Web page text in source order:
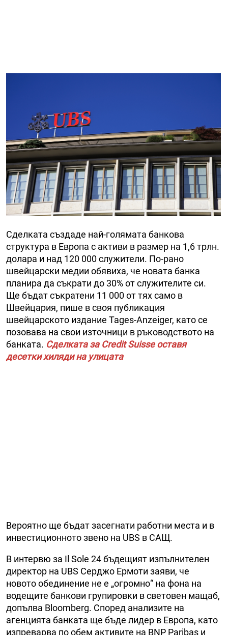
Сделката създаде най-голямата банкова
структура в Европа с активи в размер на 1,6 трлн.
долара и над 120 000 служители. По-рано
швейцарски медии обявиха, че новата банка
планира да съкрати до 30% от служителите си.
Ще бъдат съкратени 11 000 от тях само в
Швейцария, пише в своя публикация
швейцарското издание Tages-Anzeiger, като се
позовава на свои източници в ръководството на
банката. Сделката за Credit Suisse оставя
десетки хиляди на улицата
Вероятно ще бъдат засегнати работни места и в
инвестиционното звено на UBS в САЩ.
В интервю за Il Sole 24 бъдещият изпълнителен
директор на UBS Серджо Ермоти заяви, че
новото обединение не е „огромно“ на фона на
водещите банкови групировки в световен мащаб,
допълва Bloomberg. Според анализите на
агенцията банката ще бъде лидер в Европа, като
изпреварва по обем активите на BNP Paribas и